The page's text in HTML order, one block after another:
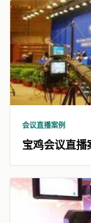
会议直播案例
宝鸡会议直